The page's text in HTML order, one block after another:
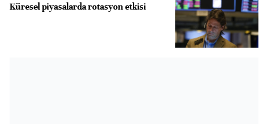
Küresel piyasalarda rotasyon etkisi